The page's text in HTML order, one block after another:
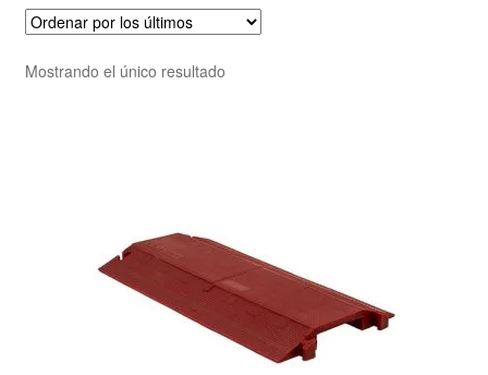
Mostrando el único resultado